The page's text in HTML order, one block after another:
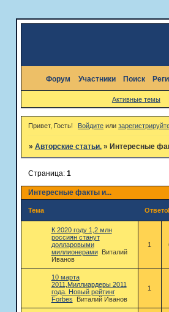
Форум Участники Поиск
Активные темы
Привет, Гость! Войдите или
» Авторские статьи. » Интересные
Интересные факты и...
Страница: 1
Тема
К 2020 году 1,2 млн
россиян станут
долларовыми
миллионерами
Виталий
Иванов
1
10 марта
2011,Миллиардеры 2011
года. Новый рейтинг
Forbes
Виталий Иванов
1